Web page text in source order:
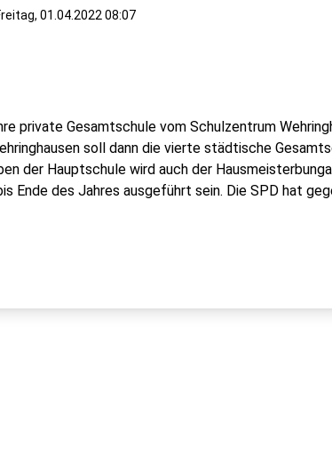
01.04.2022 08:07
private Gesamtschule vom Schulzentrum
soll dann die vierte städtische
der Hauptschule wird auch der
Ende des Jahres ausgeführt sein. Die SPD hat